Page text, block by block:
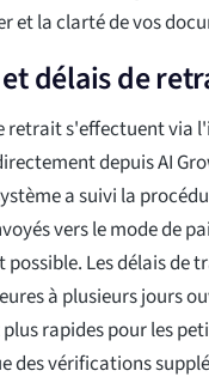
et la clarté de vos
délais de
retrait s'effectuent via
depuis AI
a suivi la
vers le mode de
possible. Les délais de
à plusieurs jours
rapides pour les
des vérifications